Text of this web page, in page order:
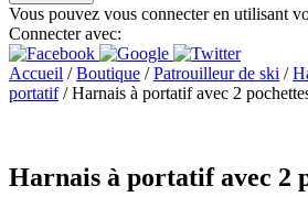
Vous pouvez vous connecter en utilisant
Connecter avec:
Accueil /Boutique /Patrouilleur de ski /
portatif/ Harnais à portatif avec 2
Harnais à portatif avec 2